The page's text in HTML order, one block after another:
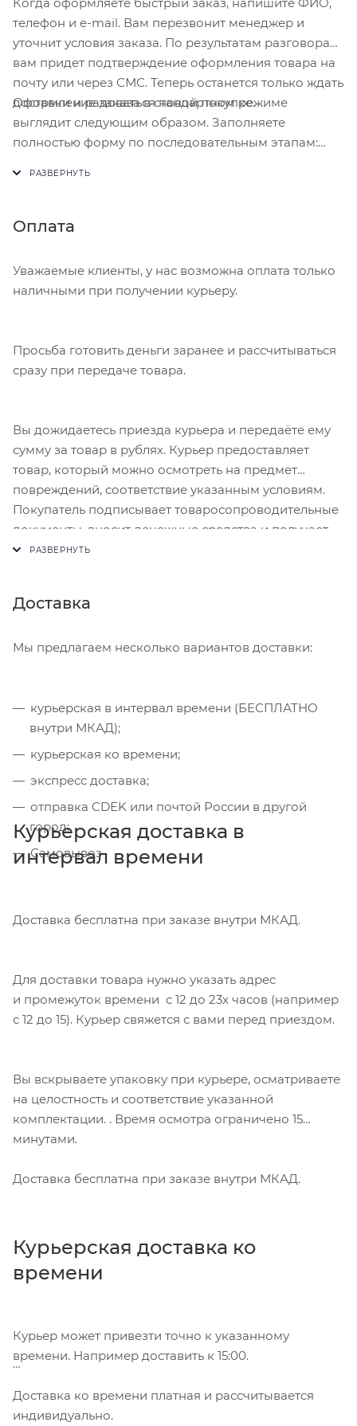
телефон и e-mail. Вам перезвонит менеджер и
уточнит условия заказа. По результатам разговора
вам придет подтверждение оформления товара на
почту или через СМС. Теперь останется только ждать
доставки и радоваться новой покупке.
Оформление заказа в стандартном режиме
выглядит следующим образом. Заполняете
полностью форму по последовательным этапам:
Нажмите кнопку «Оформить заказ».
Оплата
Уважаемые клиенты, у нас возможна оплата только
наличными при получении курьеру.
Просьба готовить деньги заранее и рассчитываться
сразу при передаче товара.
Вы дожидаетесь приезда курьера и передаёте ему
сумму за товар в рублях. Курьер предоставляет
товар, который можно осмотреть на предмет
повреждений, соответствие указанным условиям.
Покупатель подписывает товаросопроводительные
документы, вносит денежные средства и получает
чек.
Доставка
Мы предлагаем несколько вариантов доставки:
курьерская в интервал времени (БЕСПЛАТНО
внутри МКАД);
курьерская ко времени;
экспресс доставка;
отправка CDEK или почтой России в другой
город;
Самовывоз
Курьерская доставка в
интервал времени
Доставка бесплатна при заказе внутри МКАД.
Для доставки товара нужно указать адрес
и промежуток времени с 12 до 23х часов (например
с 12 до 15). Курьер свяжется с вами перед приездом.
Вы вскрываете упаковку при курьере, осматриваете
на целостность и соответствие указанной
комплектации. . Время осмотра ограничено 15
минутами.
Доставка бесплатна при заказе внутри МКАД.
Курьерская доставка ко
времени
Курьер может привезти точно к указанному
времени. Например доставить к 15:00.
Доставка ко времени платная и рассчитывается
индивидуально.